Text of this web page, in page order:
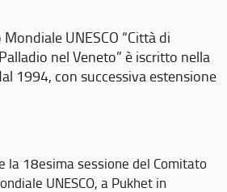
UNESCO “Città di
nel Veneto” è iscritto nella
1994, con successiva estensione
la 18esima sessione del Comitato
UNESCO, a Pukhet in